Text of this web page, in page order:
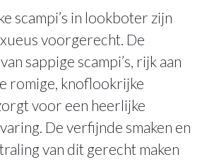
scampi’s in lookboter zijn
voorgerecht. De
sappige scampi’s, rijk aan
romige, knoflookrijke
voor een heerlijke
De verfijnde smaken en
van dit gerecht maken